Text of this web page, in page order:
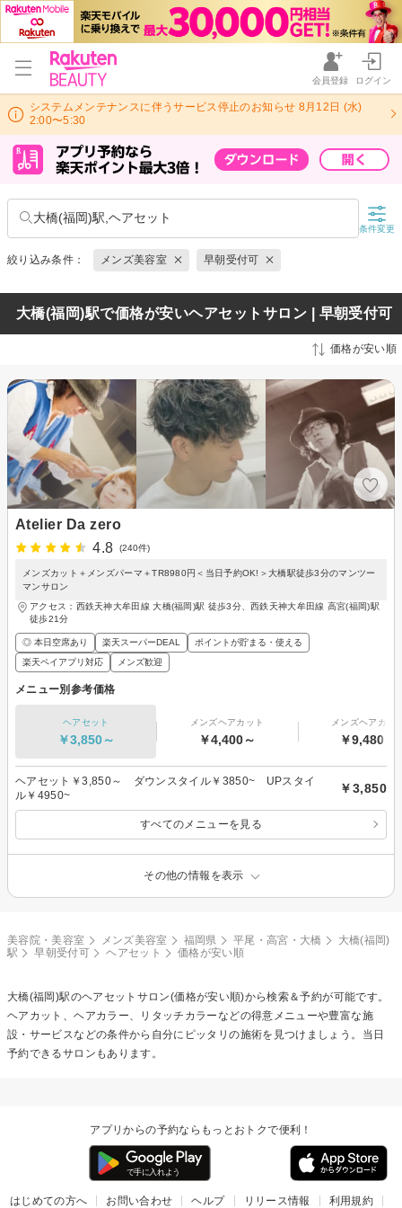
会員登録 ログイン
システムメンテナンスに伴うサービス停止のお知らせ 8月12日 (水)
2:00〜5:30
大橋(福岡)駅,ヘアセット
条件変更
絞り込み条件： メンズ美容室 早朝受付可
大橋(福岡)駅で価格が安いヘアセットサロン | 早朝受付可
価格が安い順
Atelier Da zero
4.8
(240件)
メンズカット＋メンズパーマ＋TR8980円＜当日予約OK!＞大橋駅徒歩3分のマンツー
マンサロン
アクセス：西鉄天神大牟田線 大橋(福岡)駅 徒歩3分、西鉄天神大牟田線 高宮(福岡)駅
徒歩21分
◎ 本日空席あり 楽天スーパーDEAL
ポイントが貯まる・使える
楽天ペイアプリ対応
メンズ歓迎
メニュー別参考価格
ヘアセット
￥3,850～
メンズヘアカット
￥4,400～
メンズヘアカラ
￥9,480～
ヘアセット￥3,850～ ダウンスタイル￥3850~ UPスタイ
ル￥4950~
￥3,850
すべてのメニューを見る
その他の情報を表示
美容院・美容室 メンズ美容室 福岡県 平尾・高宮・大橋
大橋(福岡)
駅
早朝受付可 ヘアセット 価格が安い順
大橋(福岡)駅のヘアセット サロン(価格が安い順)から検索＆予約が可能です。
ヘアカット、ヘアカラー、リタッチカラーなどの得意メニューや豊富な施
設・サービスなどの条件から自分にピッタリの施術を見つけましょう。当日
予約できるサロンもあります。
アプリからの予約ならもっとおトクで便利！
はじめての方へ お問い合わせ ヘルプ リリース情報 利用規約